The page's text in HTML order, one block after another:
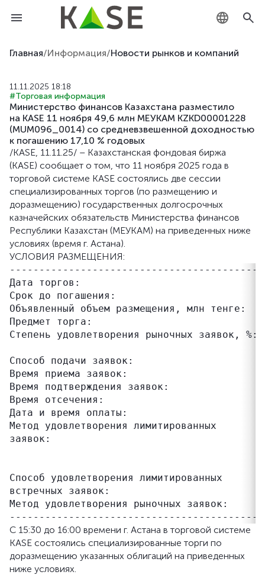
KZ
EN
Главная/Информация/Новости рынков и компаний
11.11.2025 18:18
#Торговая информация
Министерство финансов Казахстана разместило
на KASE 11 ноября 49,6 млн МЕУКАМ KZKD00001228
(MUM096_0014) со средневзвешенной доходностью
к погашению 17,10 % годовых
/KASE, 11.11.25/ – Казахстанская фондовая биржа
(KASE) сообщает о том, что 11 ноября 2025 года в
торговой системе KASE состоялись две сессии
специализированных торгов (по размещению и
доразмещению) государственных долгосрочных
казначейских обязательств Министерства финансов
Республики Казахстан (МЕУКАМ) на приведенных ниже
условиях (время г. Астана).
УСЛОВИЯ РАЗМЕЩЕНИЯ:
Дата торгов:
Срок до погашения:
Объявленный объем размещения, млн тенге:
Предмет торга:
Степень удовлетворения рыночных заявок,
Способ подачи заявок:
Время приема заявок:
Время подтверждения заявок:
Время отсечения:
Дата и время оплаты:
Метод удовлетворения лимитированных
заявок:
Способ удовлетворения лимитированных
встречных заявок:
Метод удовлетворения рыночных заявок:
С 15:30 до 16:00 времени г. Астана в торговой системе
KASE состоялись специализированные торги по
доразмещению указанных облигаций на приведенных
ниже условиях.